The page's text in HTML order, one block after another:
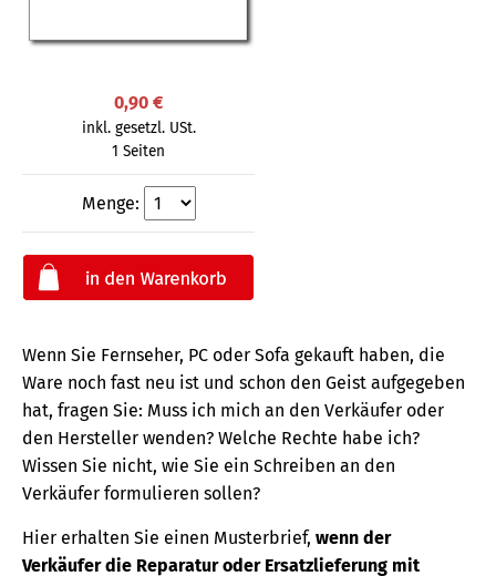
0,90 €
inkl. gesetzl. USt.
1 Seiten
Menge:
Wenn Sie Fernseher, PC oder Sofa gekauft haben, die
Ware noch fast neu ist und schon den Geist aufgegeben
hat, fragen Sie: Muss ich mich an den Verkäufer oder
den Hersteller wenden? Welche Rechte habe ich?
Wissen Sie nicht, wie Sie ein Schreiben an den
Verkäufer formulieren sollen?
Hier erhalten Sie einen Musterbrief, wenn der
Verkäufer die Reparatur oder Ersatzlieferung mit